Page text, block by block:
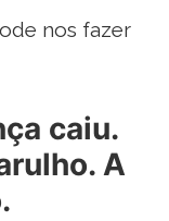
nos fazer
caiu.
A